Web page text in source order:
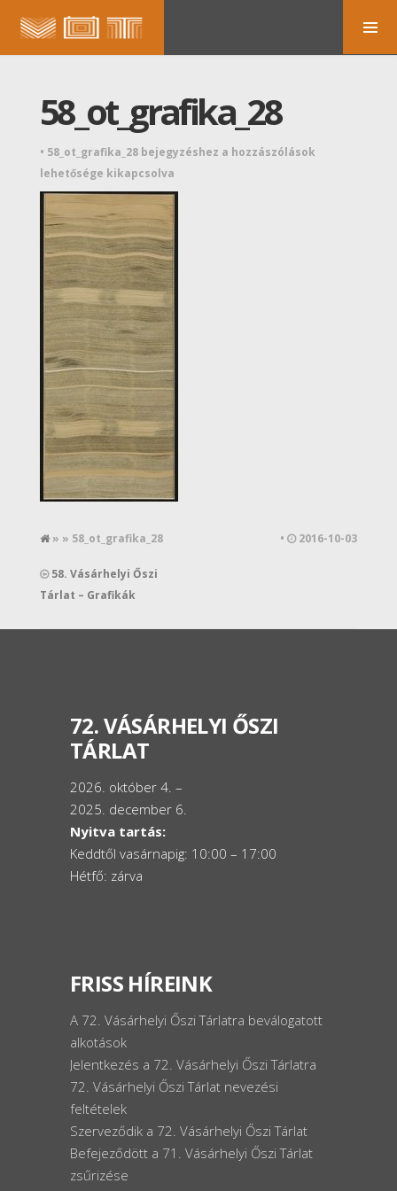
58_ot_grafika_28
• 58_ot_grafika_28 bejegyzéshez a hozzászólások
lehetősége kikapcsolva
» » 58_ot_grafika_28 • 2016-10-03
58. Vásárhelyi Őszi
Tárlat – Grafikák
72. VÁSÁRHELYI ŐSZI
TÁRLAT
2026. október 4. –
2025. december 6.
Nyitva tartás:
Keddtől vasárnapig: 10:00 – 17:00
Hétfő: zárva
FRISS HÍREINK
A 72. Vásárhelyi Őszi Tárlatra beválogatott
alkotások
Jelentkezés a 72. Vásárhelyi Őszi Tárlatra
72. Vásárhelyi Őszi Tárlat nevezési
feltételek
Szerveződik a 72. Vásárhelyi Őszi Tárlat
Befejeződött a 71. Vásárhelyi Őszi Tárlat
zsűrizése